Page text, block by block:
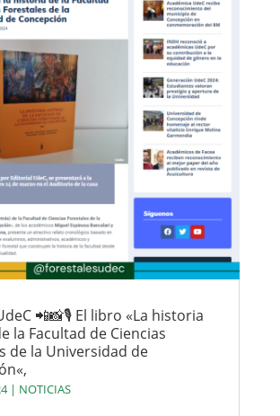
📲📸🎙 El libro «La historia
la Facultad de Ciencias
de la Universidad de
| NOTICIAS